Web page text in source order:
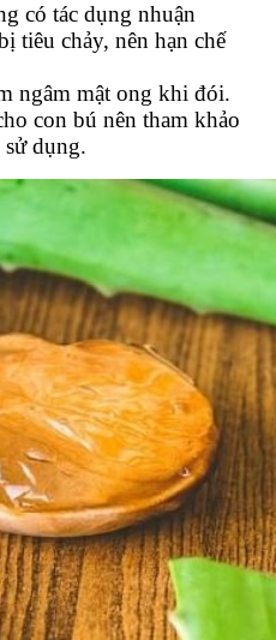
có tác dụng nhuận
tiêu chảy, nên hạn chế
ngâm mật ong khi đói.
con bú nên tham khảo
dụng.